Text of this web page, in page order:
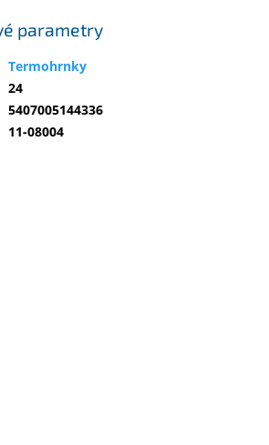
parametry
Termohrnky
24
5407005144336
11-08004